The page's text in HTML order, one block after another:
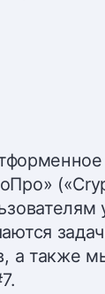
а также